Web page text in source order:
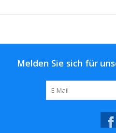
Melden Sie sich für